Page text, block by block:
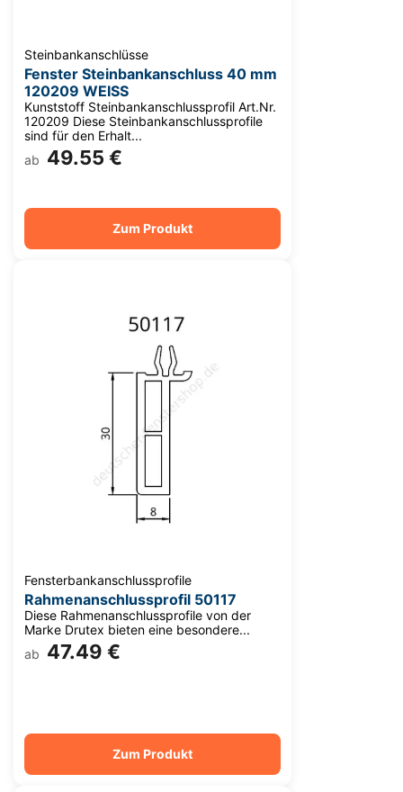
Steinbankanschlüsse
Fenster Steinbankanschluss 40 mm
120209 WEISS
Kunststoff Steinbankanschlussprofil Art.Nr.
120209 Diese Steinbankanschlussprofile
sind für den Erhalt...
ab 49.55 €
Zum Produkt
Fensterbankanschlussprofile
Rahmenanschlussprofil 50117
Diese Rahmenanschlussprofile von der
Marke Drutex bieten eine besondere...
ab 47.49 €
Zum Produkt